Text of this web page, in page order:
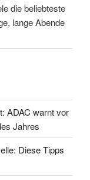
die beliebteste
lange Abende
ADAC warnt vor
Jahres
Diese Tipps